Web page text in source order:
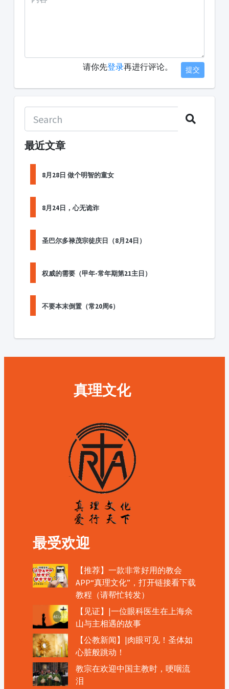
请你先登录再进行评论。 提交
最近文章
8月28日 做个明智的童女
8月24日，心无诡诈
圣巴尔多禄茂宗徒庆日（8月24日）
权威的需要（甲年-常年期第21主日）
不要本末倒置（常20周6）
真理文化
最受欢迎
【推荐】一款非常好用的教会
APP“真理文化”，打开链接看下载
教程（请帮忙转发）
【见证】|一位眼科医生在上海佘
山与主相遇的故事
【公教新闻】|肉眼可见！圣体如
心脏般跳动！
教宗在欢迎中国主教时，哽咽流
泪